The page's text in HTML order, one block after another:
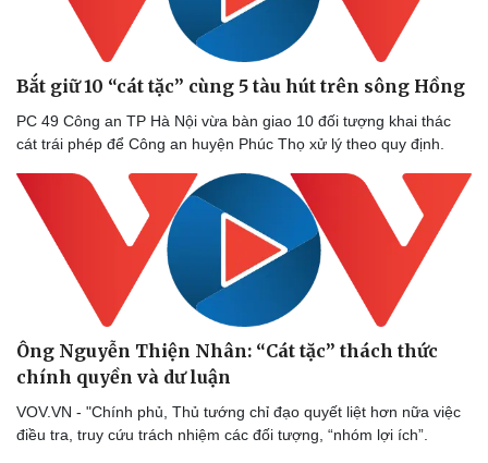
Bắt giữ 10 “cát tặc” cùng 5 tàu hút trên sông Hồng
PC 49 Công an TP Hà Nội vừa bàn giao 10 đối tượng khai thác
cát trái phép để Công an huyện Phúc Thọ xử lý theo quy định.
Ông Nguyễn Thiện Nhân: “Cát tặc” thách thức
chính quyền và dư luận
VOV.VN - "Chính phủ, Thủ tướng chỉ đạo quyết liệt hơn nữa việc
điều tra, truy cứu trách nhiệm các đối tượng, “nhóm lợi ích”.